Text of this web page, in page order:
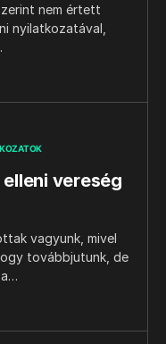
nem értett
nyilatkozatával,
vereség
vagyunk, mivel
továbbjutunk, de